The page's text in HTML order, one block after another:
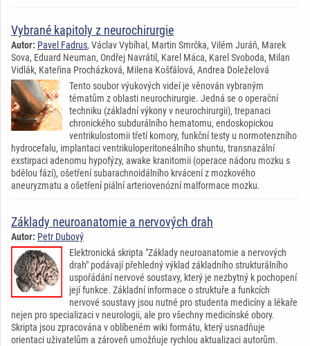
Vybrané kapitoly z neurochirurgie
Autor: Pavel Fadrus, Václav Vybíhal, Martin Smrčka, Vilém Juráň, Marek
Sova, Eduard Neuman, Ondřej Navrátil, Karel Máca, Karel Svoboda, Milan
Vidlák, Kateřina Procházková, Milena Košťálová, Andrea Doleželová
Tento soubor výukových videí je věnován vybraným
tématům z oblasti neurochirurgie. Jedná se o operační
techniku (základní výkony v neurochirurgii), trepanaci
chronického subdurálního hematomu, endoskopickou
ventrikulostomii třetí komory, funkční testy u normotenzního
hydrocefalu, implantaci ventrikuloperitoneálního shuntu, transnazální
exstirpaci adenomu hypofýzy, awake kranitomii (operace nádoru mozku s
bdělou fází), ošetření subarachnoidálního krvácení z mozkového
aneuryzmatu a ošetření piální arteriovenózní malformace mozku.
Základy neuroanatomie a nervových drah
Autor: Petr Dubový
Elektronická skripta "Základy neuroanatomie a nervových
drah" podávají přehledný výklad základního strukturálního
uspořádání nervové soustavy, který je nezbytný k pochopení
její funkce. Základní informace o struktuře a funkcích
nervové soustavy jsou nutné pro studenta medicíny a lékaře
nejen pro specializaci v neurologii, ale pro všechny medicínské obory.
Skripta jsou zpracována v oblíbeném wiki formátu, který usnadňuje
orientaci uživatelům a zároveň umožňuje rychlou aktualizaci autorům.